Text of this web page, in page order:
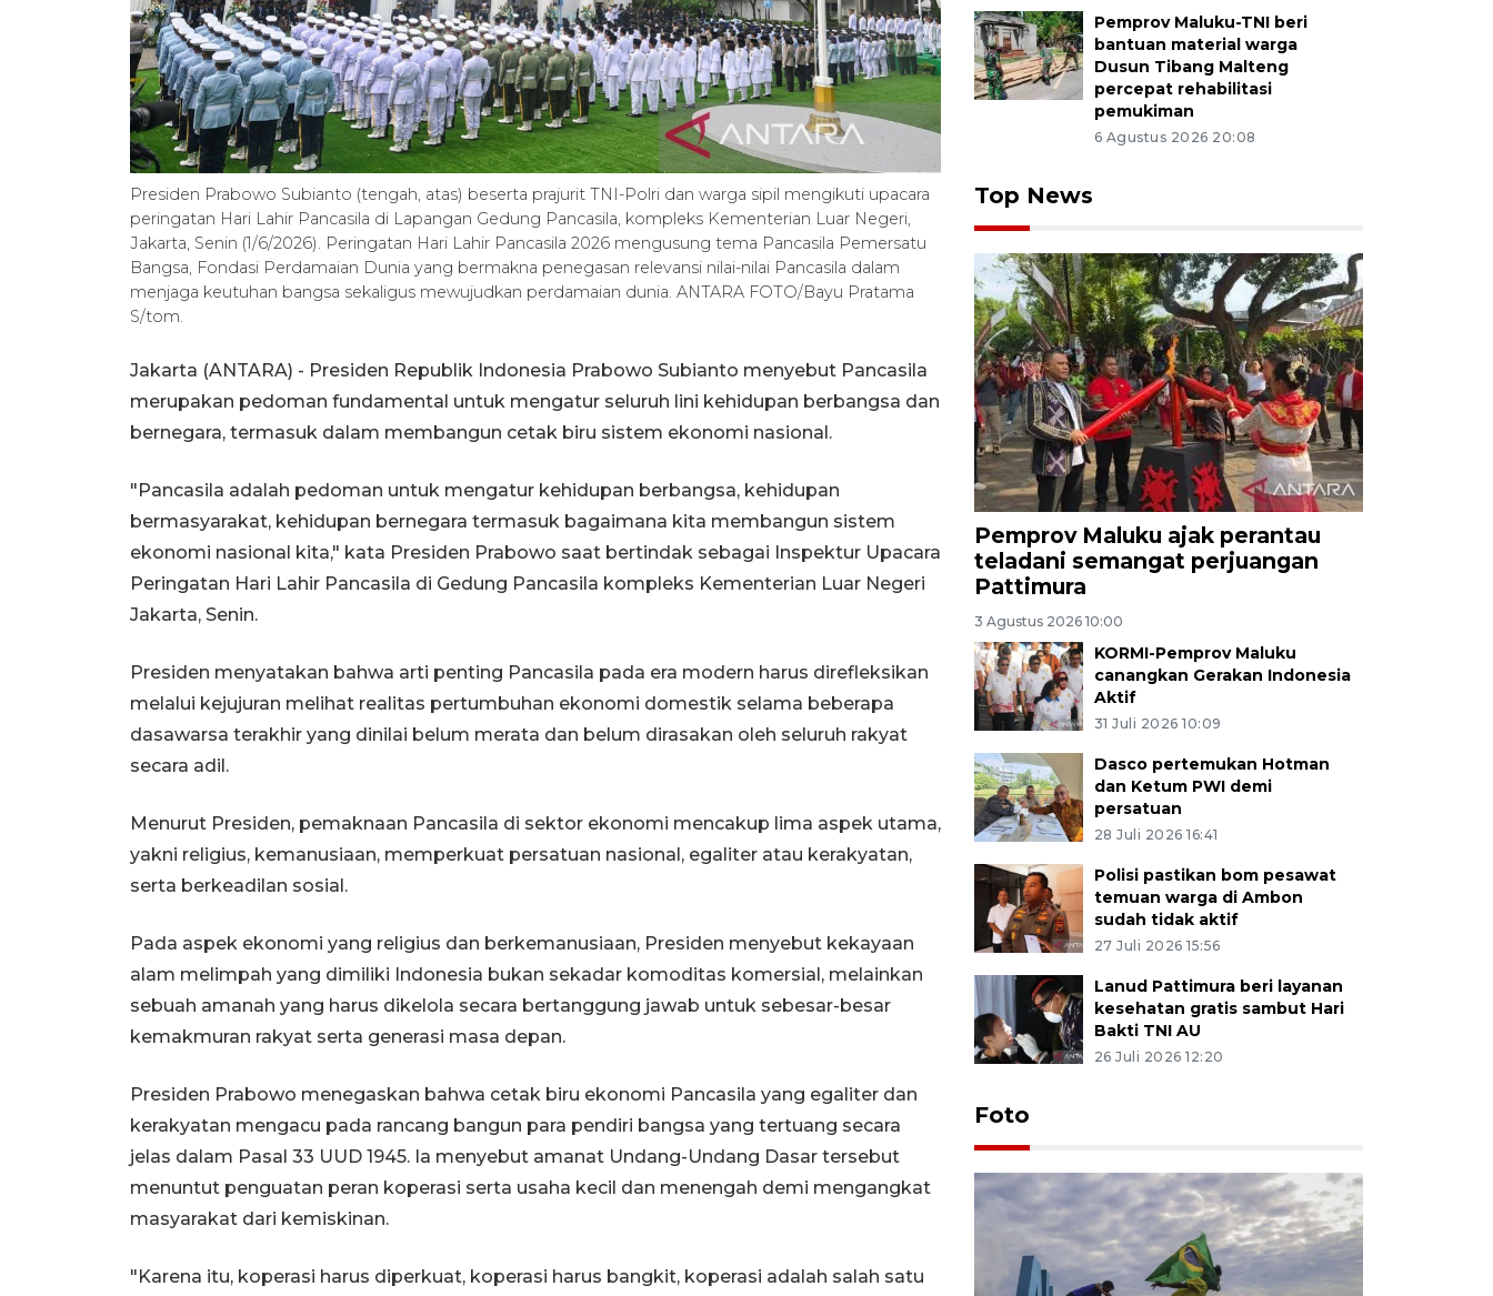
Presiden Prabowo Subianto (tengah, atas) beserta prajurit TNI-Polri dan warga sipil mengikuti upacara
peringatan Hari Lahir Pancasila di Lapangan Gedung Pancasila, kompleks Kementerian Luar Negeri,
Jakarta, Senin (1/6/2026). Peringatan Hari Lahir Pancasila 2026 mengusung tema Pancasila Pemersatu
Bangsa, Fondasi Perdamaian Dunia yang bermakna penegasan relevansi nilai-nilai Pancasila dalam
menjaga keutuhan bangsa sekaligus mewujudkan perdamaian dunia. ANTARA FOTO/Bayu Pratama
S/tom.
Jakarta (ANTARA) - Presiden Republik Indonesia Prabowo Subianto menyebut Pancasila
merupakan pedoman fundamental untuk mengatur seluruh lini kehidupan berbangsa dan
bernegara, termasuk dalam membangun cetak biru sistem ekonomi nasional.
"Pancasila adalah pedoman untuk mengatur kehidupan berbangsa, kehidupan
bermasyarakat, kehidupan bernegara termasuk bagaimana kita membangun sistem
ekonomi nasional kita," kata Presiden Prabowo saat bertindak sebagai Inspektur Upacara
Peringatan Hari Lahir Pancasila di Gedung Pancasila kompleks Kementerian Luar Negeri
Jakarta, Senin.
Presiden menyatakan bahwa arti penting Pancasila pada era modern harus direfleksikan
melalui kejujuran melihat realitas pertumbuhan ekonomi domestik selama beberapa
dasawarsa terakhir yang dinilai belum merata dan belum dirasakan oleh seluruh rakyat
secara adil.
Menurut Presiden, pemaknaan Pancasila di sektor ekonomi mencakup lima aspek utama,
yakni religius, kemanusiaan, memperkuat persatuan nasional, egaliter atau kerakyatan,
serta berkeadilan sosial.
Pada aspek ekonomi yang religius dan berkemanusiaan, Presiden menyebut kekayaan
alam melimpah yang dimiliki Indonesia bukan sekadar komoditas komersial, melainkan
sebuah amanah yang harus dikelola secara bertanggung jawab untuk sebesar-besar
kemakmuran rakyat serta generasi masa depan.
Presiden Prabowo menegaskan bahwa cetak biru ekonomi Pancasila yang egaliter dan
kerakyatan mengacu pada rancang bangun para pendiri bangsa yang tertuang secara
jelas dalam Pasal 33 UUD 1945. Ia menyebut amanat Undang-Undang Dasar tersebut
menuntut penguatan peran koperasi serta usaha kecil dan menengah demi mengangkat
masyarakat dari kemiskinan.
"Karena itu, koperasi harus diperkuat, koperasi harus bangkit, koperasi adalah salah satu
Pemprov Maluku-TNI beri
bantuan material warga
Dusun Tibang Malteng
percepat rehabilitasi
pemukiman
6 Agustus 2026 20:08
Top News
Pemprov Maluku ajak perantau
teladani semangat perjuangan
Pattimura
3 Agustus 2026 10:00
KORMI-Pemprov Maluku
canangkan Gerakan Indonesia
Aktif
31 Juli 2026 10:09
Dasco pertemukan Hotman
dan Ketum PWI demi
persatuan
28 Juli 2026 16:41
Polisi pastikan bom pesawat
temuan warga di Ambon
sudah tidak aktif
27 Juli 2026 15:56
Lanud Pattimura beri layanan
kesehatan gratis sambut Hari
Bakti TNI AU
26 Juli 2026 12:20
Foto